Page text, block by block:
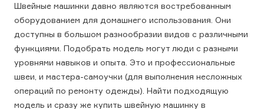
Швейные машинки давно являются востребованным
оборудованием для домашнего использования. Они
доступны в большом разнообразии видов с различными
функциями. Подобрать модель могут люди с разными
уровнями навыков и опыта. Это и профессиональные
швеи, и мастера-самоучки (для выполнения несложных
операций по ремонту одежды). Найти подходящую
модель и сразу же купить швейную машинку в